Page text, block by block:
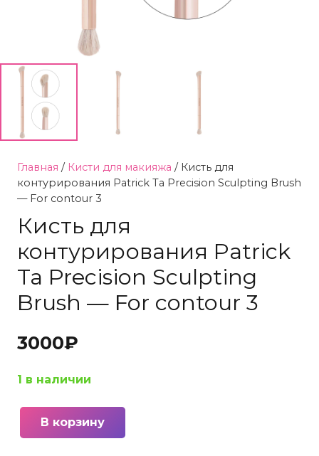
Главная / Кисти для макияжа / Кисть для
контурирования Patrick Ta Precision Sculpting Brush
— For contour 3
Кисть для
контурирования Patrick
Ta Precision Sculpting
Brush — For contour 3
3000₽
1 в наличии
Количество
В корзину